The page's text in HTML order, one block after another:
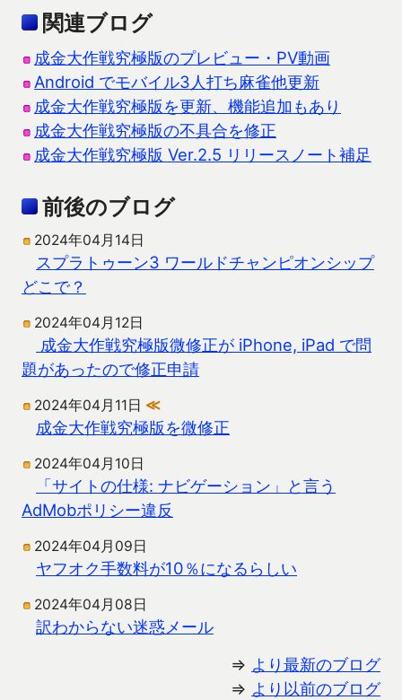
関連ブログ
成金大作戦究極版のプレビュー・PV動画
Android でモバイル3人打ち麻雀他更新
成金大作戦究極版を更新、機能追加もあり
成金大作戦究極版の不具合を修正
成金大作戦究極版 Ver.2.5 リリースノート補足
前後のブログ
2024年04月14日
スプラトゥーン3 ワールドチャンピオンシップ
どこで？
2024年04月12日
成金大作戦究極版微修正が iPhone, iPad で問
題があったので修正申請
2024年04月11日 ≪
成金大作戦究極版を微修正
2024年04月10日
「サイトの仕様: ナビゲーション」と言う
AdMobポリシー違反
2024年04月09日
ヤフオク手数料が10％になるらしい
2024年04月08日
訳わからない迷惑メール
⇒ より最新のブログ
⇒ より以前のブログ